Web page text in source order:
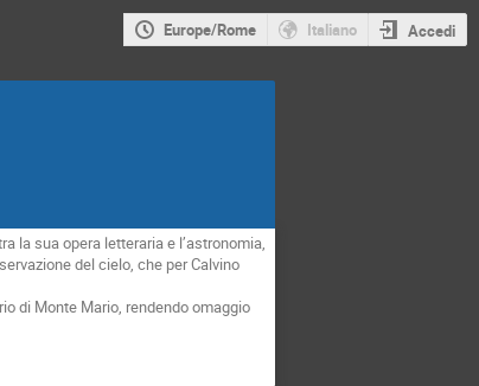
Europe/Rome Italiano Accedi
la sua opera letteraria e l’astronomia,
del cielo, che per Calvino
di Monte Mario, rendendo omaggio